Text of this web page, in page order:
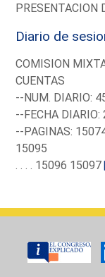
PRESENTACION
Diario de
COMISION
CUENTAS
--NUM. DIARIO:
--FECHA
--PAGINAS:
15095
. . . . 15096 15097